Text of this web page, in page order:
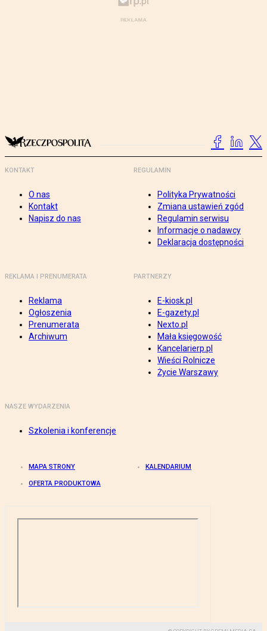
KONTAKT
O nas
Kontakt
Napisz do nas
REGULAMIN
Polityka Prywatności
Zmiana ustawień zgód
Regulamin serwisu
Informacje o nadawcy
Deklaracja dostępności
REKLAMA I PRENUMERATA
Reklama
Ogłoszenia
Prenumerata
Archiwum
PARTNERZY
E-kiosk.pl
E-gazety.pl
Nexto.pl
Mała księgowość
Kancelarierp.pl
Wieści Rolnicze
Życie Warszawy
NASZE WYDARZENIA
Szkolenia i konferencje
MAPA STRONY KALENDARIUM
OFERTA PRODUKTOWA